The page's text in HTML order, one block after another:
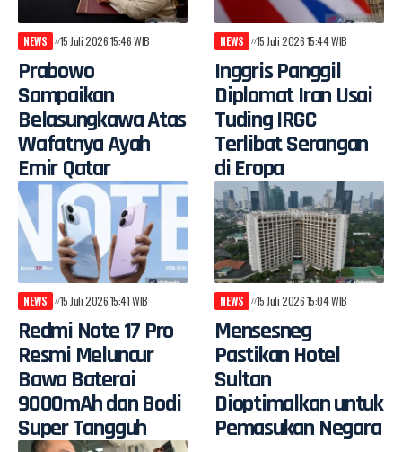
NEWS 15 Juli 2026 15:46 WIB
Prabowo
Sampaikan
Belasungkawa Atas
Wafatnya Ayah
Emir Qatar
NEWS 15 Juli 2026 15:44 WIB
Inggris Panggil
Diplomat Iran Usai
Tuding IRGC
Terlibat Serangan
di Eropa
NEWS 15 Juli 2026 15:41 WIB
Redmi Note 17 Pro
Resmi Meluncur
Bawa Baterai
9000mAh dan Bodi
Super Tangguh
NEWS 15 Juli 2026 15:04 WIB
Mensesneg
Pastikan Hotel
Sultan
Dioptimalkan untuk
Pemasukan Negara